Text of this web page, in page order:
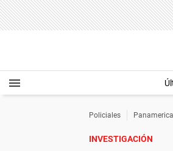
Policiales
INVESTIGACIÓN